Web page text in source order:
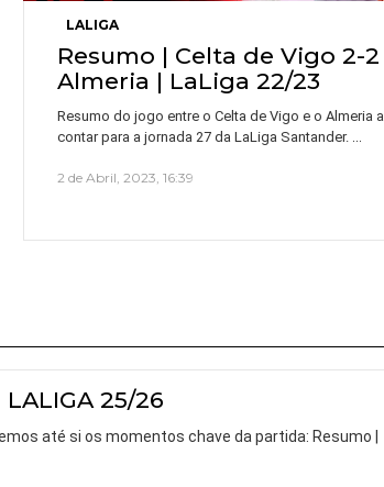
LALIGA
Resumo | Celta de Vigo 2-2
Almeria | LaLiga 22/23
Resumo do jogo entre o Celta de Vigo e o Almeria a
contar para a jornada 27 da LaLiga Santander.
2 de Abril, 2023, 16:39
25/26
até si os momentos chave da partida: Resumo |